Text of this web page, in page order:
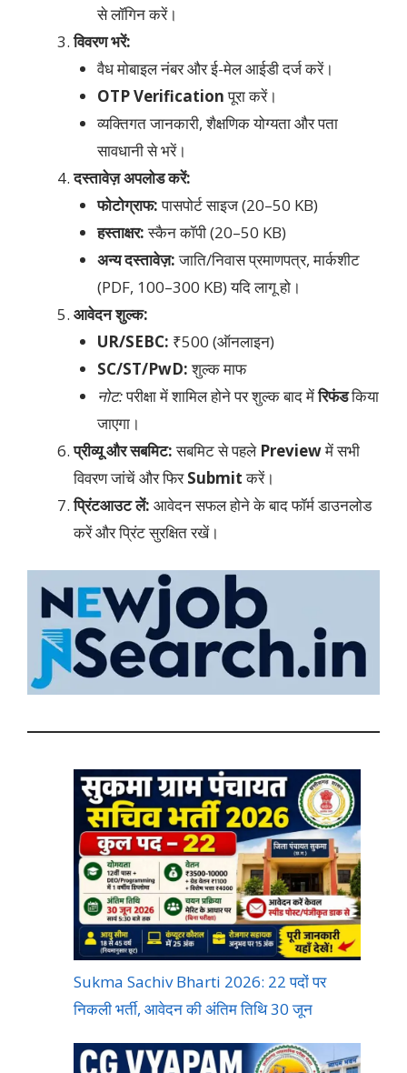
से लॉगिन करें।
विवरण भरें:
वैध मोबाइल नंबर और ई-मेल आईडी दर्ज करें।
OTP Verificationपूरा करें।
व्यक्तिगत जानकारी, शैक्षणिक योग्यता और पता
सावधानी से भरें।
दस्तावेज़ अपलोड करें:
फोटोग्राफ:पासपोर्ट साइज (20–50 KB)
हस्ताक्षर:स्कैन कॉपी (20–50 KB)
अन्य दस्तावेज़:जाति/निवास प्रमाणपत्र, मार्कशीट
(PDF, 100–300 KB) यदि लागू हो।
आवेदन शुल्क:
UR/SEBC: ₹500 (ऑनलाइन)
SC/ST/PwD:शुल्क माफ
नोट:परीक्षा में शामिल होने पर शुल्क बाद मेंरिफंडकिया
जाएगा।
प्रीव्यू और सबमिट:सबमिट से पहले Previewमें सभी
विवरण जांचें और फिरSubmitकरें।
प्रिंटआउट लें: आवेदन सफल होने के बाद फॉर्म डाउनलोड
करें और प्रिंट सुरक्षित रखें।
Sukma Sachiv Bharti 2026: 22 पदों पर
निकली भर्ती, आवेदन की अंतिम तिथि 30 जून